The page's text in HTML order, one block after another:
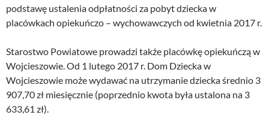
podstawę ustalenia odpłatności za pobyt dziecka w
placówkach opiekuńczo – wychowawczych od kwietnia 2017 r.
Starostwo Powiatowe prowadzi także placówkę opiekuńczą w
Wojcieszowie. Od 1 lutego 2017 r. Dom Dziecka w
Wojcieszowie może wydawać na utrzymanie dziecka średnio 3
907,70 zł miesięcznie (poprzednio kwota była ustalona na 3
633,61 zł).